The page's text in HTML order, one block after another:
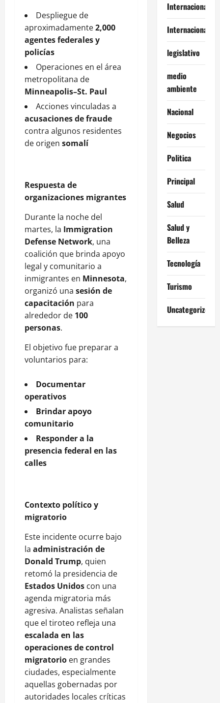
Despliegue de
aproximadamente2,000
agentes federales y
policías
Operaciones en el área
metropolitana de
Minneapolis–St. Paul
Acciones vinculadas a
acusaciones de fraude
contra algunos residentes
de origen somalí
Respuesta de
organizaciones migrantes
Durante la noche del
martes, la Immigration
Defense Network, una
coalición que brinda apoyo
legal y comunitario a
inmigrantes en Minnesota,
organizó una sesión de
capacitación para
alrededor de 100
personas.
El objetivo fue preparar a
voluntarios para:
Documentar
operativos
Brindar apoyo
comunitario
Responder a la
presencia federal en las
calles
Contexto político y
migratorio
Este incidente ocurre bajo
la administración de
Donald Trump, quien
retomó la presidencia de
Estados Unidos con una
agenda migratoria más
agresiva. Analistas señalan
que el tiroteo refleja una
escalada en las
operaciones de control
migratorio en grandes
ciudades, especialmente
aquellas gobernadas por
autoridades locales críticas
Internacional
Internacionales
legislativo
medio
ambiente
Nacional
Negocios
Politica
Principal
Salud
Salud y
Belleza
Tecnología
Turismo
Uncategorized